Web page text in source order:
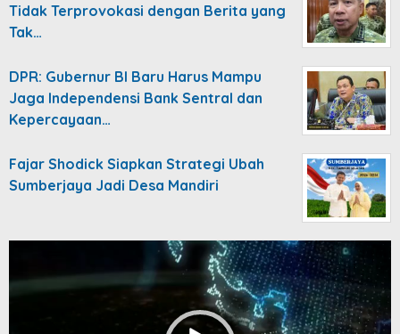
Tidak Terprovokasi dengan Berita yang
Tak…
DPR: Gubernur BI Baru Harus Mampu
Jaga Independensi Bank Sentral dan
Kepercayaan…
Fajar Shodick Siapkan Strategi Ubah
Sumberjaya Jadi Desa Mandiri